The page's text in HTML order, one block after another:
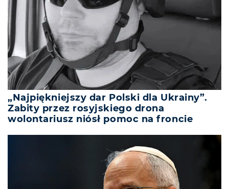
„Najpiękniejszy dar Polski dla Ukrainy”.
Zabity przez rosyjskiego drona
wolontariusz niósł pomoc na froncie